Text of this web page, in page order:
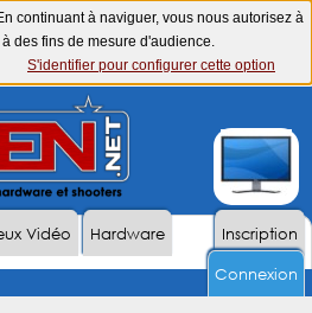
continuant à naviguer, vous nous autorisez à
des fins de mesure d'audience.
S'identifier pour configurer cette option
Inscription
Vidéo
Hardware
Connexion